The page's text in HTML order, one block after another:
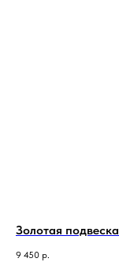
Золотая подвеска
9 450 р.